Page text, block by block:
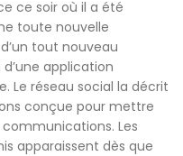
ce soir où il a été
toute nouvelle
tout nouveau
application
Le réseau social la décrit
conçue pour mettre
Les
apparaissent dès que